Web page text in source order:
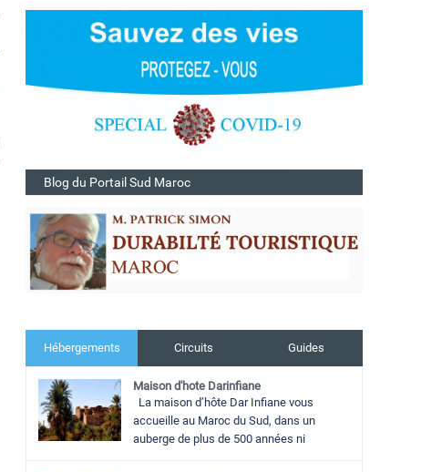
Blog du Portail Sud Maroc
Hébergements Circuits Guides
Maison d'hote Darinfiane
La maison d’hôte Dar Infiane vous
accueille au Maroc du Sud, dans un
auberge de plus de 500 années ni